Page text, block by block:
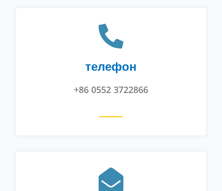
телефон
+86 0552 3722866